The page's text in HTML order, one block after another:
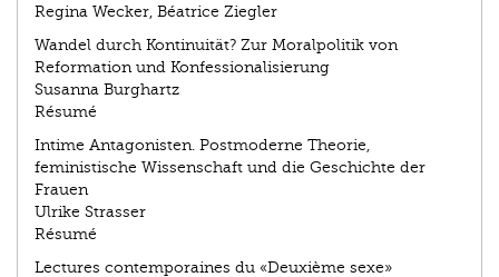
Regina Wecker, Béatrice Ziegler
Wandel durch Kontinuität? Zur Moralpolitik von
Reformation und Konfessionalisierung
Susanna Burghartz
Résumé
Intime Antagonisten. Postmoderne Theorie,
feministische Wissenschaft und die Geschichte der
Frauen
Ulrike Strasser
Résumé
Lectures contemporaines du «Deuxième sexe»